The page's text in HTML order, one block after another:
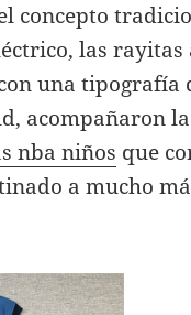
concepto
las
una tipografía
acompañaron
nba niños que
a mucho